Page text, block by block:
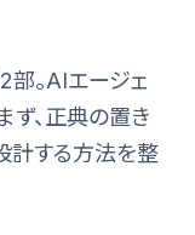
部。AIエージェ
ず、正典の置き
計する方法を整